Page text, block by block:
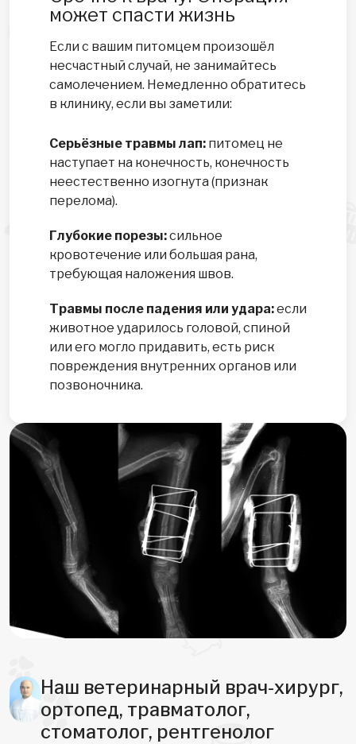
может спасти жизнь
Если с вашим питомцем произошёл
несчастный случай, не занимайтесь
самолечением. Немедленно обратитесь
в клинику, если вы заметили:
Серьёзные травмы лап: питомец не
наступает на конечность, конечность
неестественно изогнута (признак
перелома).
Глубокие порезы:сильное
кровотечение или большая рана,
требующая наложения швов.
Травмы после падения или удара:если
животное ударилось головой, спиной
или его могло придавить, есть риск
повреждения внутренних органов или
позвоночника.
Наш ветеринарный врач-хирург,
ортопед, травматолог,
стоматолог, рентгенолог